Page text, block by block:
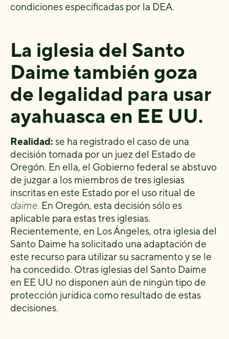
condiciones especificadas por la DEA.
La iglesia del Santo
Daime también goza
de legalidad para usar
ayahuasca en EE UU.
Realidad: se ha registrado el caso de una
decisión tomada por un juez del Estado de
Oregón. En ella, el Gobierno federal se abstuvo
de juzgar a los miembros de tres iglesias
inscritas en este Estado por el uso ritual de
daime. En Oregón, esta decisión sólo es
aplicable para estas tres iglesias.
Recientemente, en Los Ángeles, otra iglesia del
Santo Daime ha solicitado una adaptación de
este recurso para utilizar su sacramento y se le
ha concedido. Otras iglesias del Santo Daime
en EE UU no disponen aún de ningún tipo de
protección jurídica como resultado de estas
decisiones.